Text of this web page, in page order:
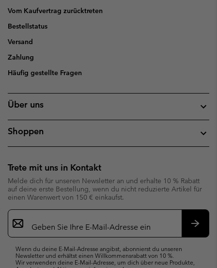
Vom Kaufvertrag zurücktreten
Bestellstatus
Versand
Zahlung
Häufig gestellte Fragen
Über uns
Shoppen
Trete mit uns in Kontakt
Melde dich für unseren Newsletter an und erhalte 10 % Rabatt
auf deine erste Bestellung, wenn du nicht reduzierte Artikel für
einen Warenwert von 150 € einkaufst.
Newsletter-
Anmeldung
Wenn du deine E-Mail-Adresse angibst, abonnierst du unseren
Newsletter und erhältst einen Willkommensrabatt von 10 %.
Wir verwenden deine E-Mail-Adresse, um dich über neue Produkte,